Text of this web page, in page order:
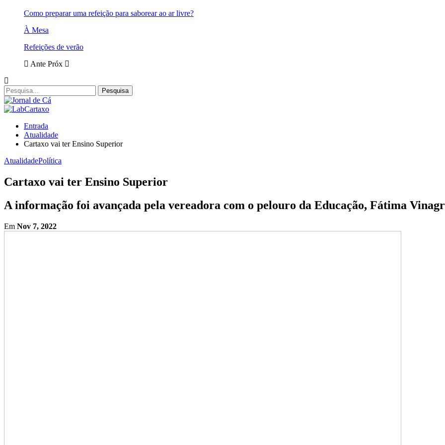
Como preparar uma refeição para saborear ao ar livre?
À Mesa
Refeições de verão
Ante Próx
Entrada
Atualidade
Cartaxo vai ter Ensino Superior
AtualidadePolítica
Cartaxo vai ter Ensino Superior
A informação foi avançada pela vereadora com o pelouro da Educação, Fátima
Em Nov 7, 2022